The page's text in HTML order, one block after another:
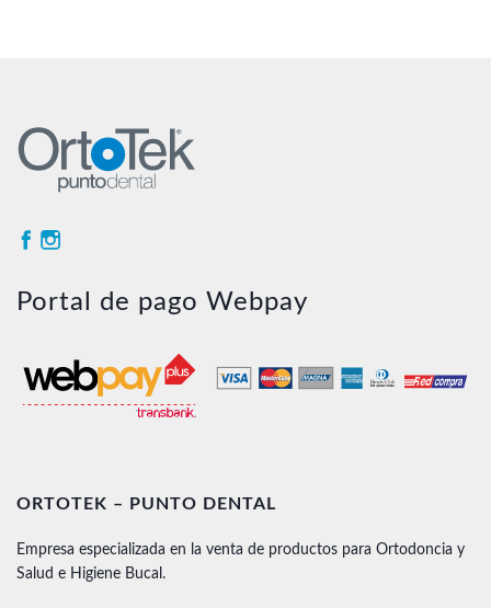
Portal de pago Webpay
ORTOTEK – PUNTO DENTAL
Empresa especializada en la venta de productos para Ortodoncia y
Salud e Higiene Bucal.